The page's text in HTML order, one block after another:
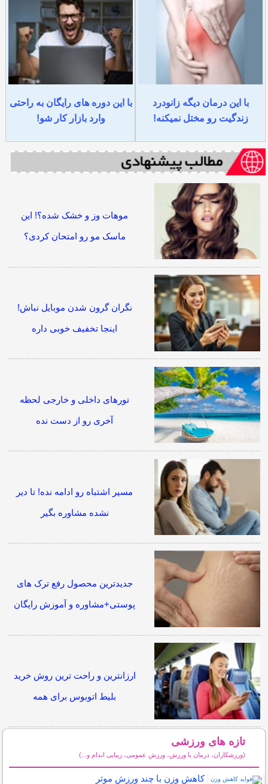
با این درمان دیگه زانودرد
زندگیت رو مختل نمیکنه!
با این دوره های رایگان به راحتی
وارد بازار کار شو!
موهات وز و خشک شده؟! این
ماسک مو رو امتحان کردی؟
نگران گرون شدن موبایل نباش!
اینجا تخفیف خوبی داره
تورهای داخلی و خارجی لحظه
آخری رو از دست نده
مسیر اشتباه رو ادامه نده! تا دیر
نشده مشاوره بگیر
جدیدترین محصول رفع ترک های
پوستی+مشاوره و آموزش رایگان
ارزانترین و راحت ترین روش خرید
بلیط اتوبوس برای همه
تازه های ورزشی
(ورزشکاران، درمان با ورزش، ورزش عمومی، زیبایی اندام و...)
کاهش وزن با چند ورزش موثر